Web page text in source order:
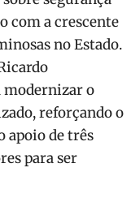
com a crescente
no Estado.
modernizar o
reforçando o
apoio de três
para ser